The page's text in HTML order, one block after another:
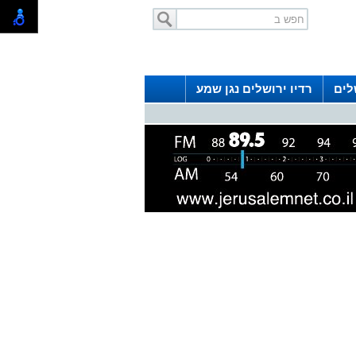
רדיו ירושלים נגן שמע